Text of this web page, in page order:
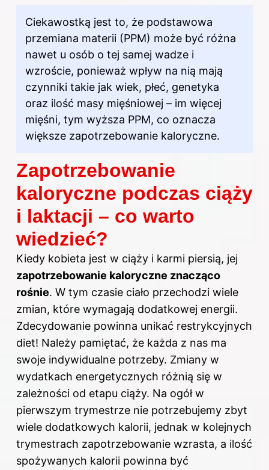
Ciekawostką jest to, że podstawowa
przemiana materii (PPM) może być różna
nawet u osób o tej samej wadze i
wzroście, ponieważ wpływ na nią mają
czynniki takie jak wiek, płeć, genetyka
oraz ilość masy mięśniowej – im więcej
mięśni, tym wyższa PPM, co oznacza
większe zapotrzebowanie kaloryczne.
Zapotrzebowanie
kaloryczne podczas ciąży
i laktacji – co warto
wiedzieć?
Kiedy kobieta jest w ciąży i karmi piersią, jej
zapotrzebowanie kaloryczne znacząco
rośnie. W tym czasie ciało przechodzi wiele
zmian, które wymagają dodatkowej energii.
Zdecydowanie powinna unikać restrykcyjnych
diet! Należy pamiętać, że każda z nas ma
swoje indywidualne potrzeby. Zmiany w
wydatkach energetycznych różnią się w
zależności od etapu ciąży. Na ogół w
pierwszym trymestrze nie potrzebujemy zbyt
wiele dodatkowych kalorii, jednak w kolejnych
trymestrach zapotrzebowanie wzrasta, a ilość
spożywanych kalorii powinna być